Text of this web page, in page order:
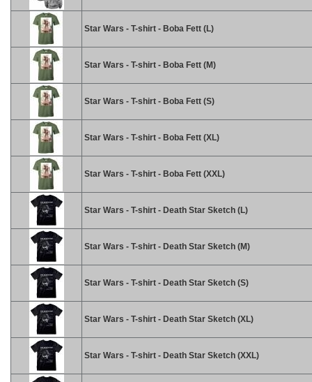
Star Wars - T-shirt - Boba Fett (L)
Star Wars - T-shirt - Boba Fett (M)
Star Wars - T-shirt - Boba Fett (S)
Star Wars - T-shirt - Boba Fett (XL)
Star Wars - T-shirt - Boba Fett (XXL)
Star Wars - T-shirt - Death Star Sketch (L)
Star Wars - T-shirt - Death Star Sketch (M)
Star Wars - T-shirt - Death Star Sketch (S)
Star Wars - T-shirt - Death Star Sketch (XL)
Star Wars - T-shirt - Death Star Sketch (XXL)